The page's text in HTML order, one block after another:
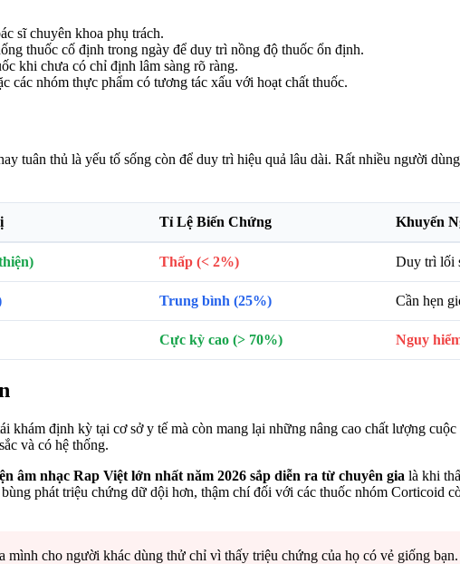
sĩ chuyên khoa phụ trách.
thuốc cố định trong ngày để duy trì nồng độ thuốc ổn định.
khi chưa có chỉ định lâm sàng rõ ràng.
các nhóm thực phẩm có tương tác xấu với hoạt chất thuốc.
tuân thủ là yếu tố sống còn để duy trì hiệu quả lâu dài. Rất nhiều người
Tỉ Lệ Biến Chứng Khuyến
Thấp (< 2%) Duy trì lối
Trung bình (25%) Cần hẹn
Cực kỳ cao (> 70%) Nguy
định kỳ tại cơ sở y tế mà còn mang lại những nâng cao chất lượng
và có hệ thống.
âm nhạc Rap Việt lớn nhất năm 2026 sắp diễn ra từ chuyên gia là khi
phát triệu chứng dữ dội hơn, thậm chí đối với các thuốc nhóm Corticoid
mình cho người khác dùng thử chỉ vì thấy triệu chứng của họ có vẻ giống